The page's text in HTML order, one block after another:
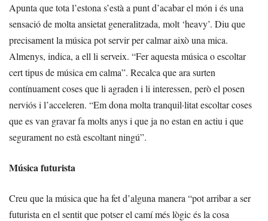
Apunta que tota l’estona s’està a punt d’acabar el món i és una
sensació de molta ansietat generalitzada, molt ‘heavy’. Diu que
precisament la música pot servir per calmar això una mica.
Almenys, indica, a ell li serveix. “Fer aquesta música o escoltar
cert tipus de música em calma”. Recalca que ara surten
contínuament coses que li agraden i li interessen, però el posen
nerviós i l’acceleren. “Em dona molta tranquil·litat escoltar coses
que es van gravar fa molts anys i que ja no estan en actiu i que
segurament no està escoltant ningú”.
Música futurista
Creu que la música que ha fet d’alguna manera “pot arribar a ser
futurista en el sentit que potser el camí més lògic és la cosa